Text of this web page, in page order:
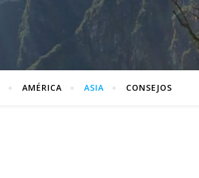
AMÉRICA ASIA CONSEJOS